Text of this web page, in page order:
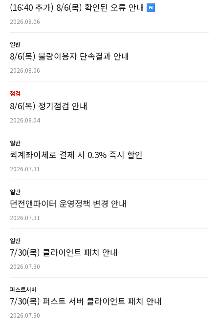
(16:40 추가) 8/6(목) 확인된 오류 안내
2026.08.06
일반
8/6(목) 불량이용자 단속결과 안내
2026.08.06
점검
8/6(목) 정기점검 안내
2026.08.04
일반
퀵계좌이체로 결제 시 0.3% 즉시 할인
2026.07.31
일반
던전앤파이터 운영정책 변경 안내
2026.07.31
일반
7/30(목) 클라이언트 패치 안내
2026.07.30
퍼스트서버
7/30(목) 퍼스트 서버 클라이언트 패치 안내
2026.07.30